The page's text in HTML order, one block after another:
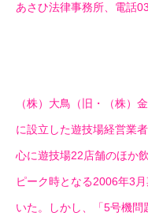
あさひ法律事務所、電話
（株）大鳥（旧・（株）
に設立した遊技場経営業
心に遊技場22店舗のほか
ピーク時となる2006年3
いた。しかし、「5号機